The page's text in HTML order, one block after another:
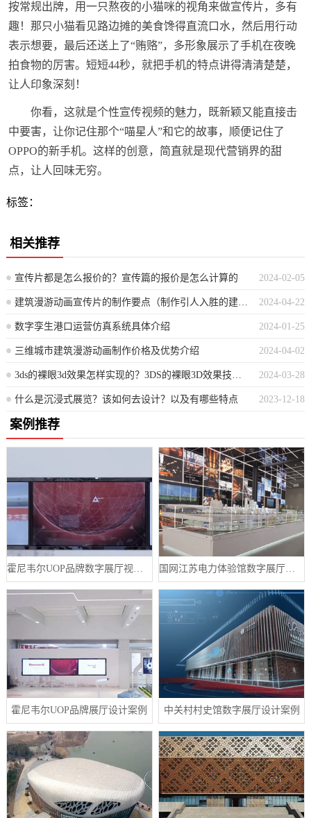
按常规出牌，用一只熬夜的小猫咪的视角来做宣传片，多有
趣！那只小猫看见路边摊的美食馋得直流口水，然后用行动
表示想要，最后还送上了“贿赂”，多形象展示了手机在夜晚
拍食物的厉害。短短44秒，就把手机的特点讲得清清楚楚，
让人印象深刻！
你看，这就是个性宣传视频的魅力，既新颖又能直接击
中要害，让你记住那个“喵星人”和它的故事，顺便记住了
OPPO的新手机。这样的创意，简直就是现代营销界的甜
点，让人回味无穷。
标签：
相关推荐
2024-02-05
宣传片都是怎么报价的？宣传篇的报价是怎么计算的
2024-04-22
建筑漫游动画宣传片的制作要点（制作引人入胜的建筑虚拟导览视频指南）
2024-01-25
数字孪生港口运营仿真系统具体介绍
2024-04-02
三维城市建筑漫游动画制作价格及优势介绍
2024-03-28
3ds的裸眼3d效果怎样实现的？3DS的裸眼3D效果技术原理与用户体验
2023-12-18
什么是沉浸式展览？该如何去设计？以及有哪些特点
案例推荐
霍尼韦尔UOP品牌展厅设计案例 中关村村史馆数字展厅设计案例